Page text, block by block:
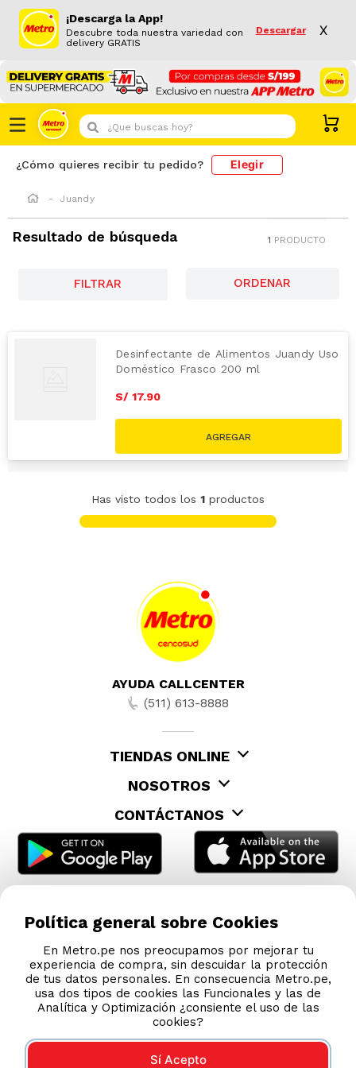
¡Descarga la App!
Descubre toda nuestra variedad con
delivery GRATIS
Descargar X
¿Que buscas hoy?
¿Cómo quieres recibir tu pedido? Elegir
Juandy
Resultado de búsqueda 1 PRODUCTO
FILTRAR
Desinfectante de Alimentos Juandy Uso
Doméstico Frasco 200 ml
S/ 17.90
Has visto todos los 1 productos
AYUDA CALLCENTER
(511) 613-8888
TIENDAS ONLINE
NOSOTROS
CONTÁCTANOS
Política general sobre Cookies
En Metro.pe nos preocupamos por mejorar tu
experiencia de compra, sin descuidar la protección
de tus datos personales. En consecuencia Metro.pe,
usa dos tipos de cookies las Funcionales y las de
Analítica y Optimización ¿consiente el uso de las
cookies?
Sí Acepto